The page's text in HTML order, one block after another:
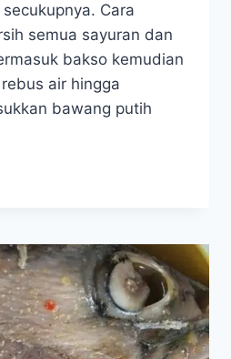
Cara
semua sayuran dan
bakso kemudian
air hingga
bawang putih